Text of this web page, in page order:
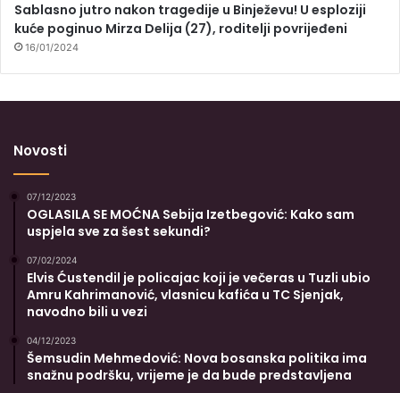
Sablasno jutro nakon tragedije u Binježevu! U esploziji
kuće poginuo Mirza Delija (27), roditelji povrijeđeni
16/01/2024
Novosti
07/12/2023
OGLASILA SE MOĆNA Sebija Izetbegović: Kako sam
uspjela sve za šest sekundi?
07/02/2024
Elvis Ćustendil je policajac koji je večeras u Tuzli ubio
Amru Kahrimanović, vlasnicu kafića u TC Sjenjak,
navodno bili u vezi
04/12/2023
Šemsudin Mehmedović: Nova bosanska politika ima
snažnu podršku, vrijeme je da bude predstavljena